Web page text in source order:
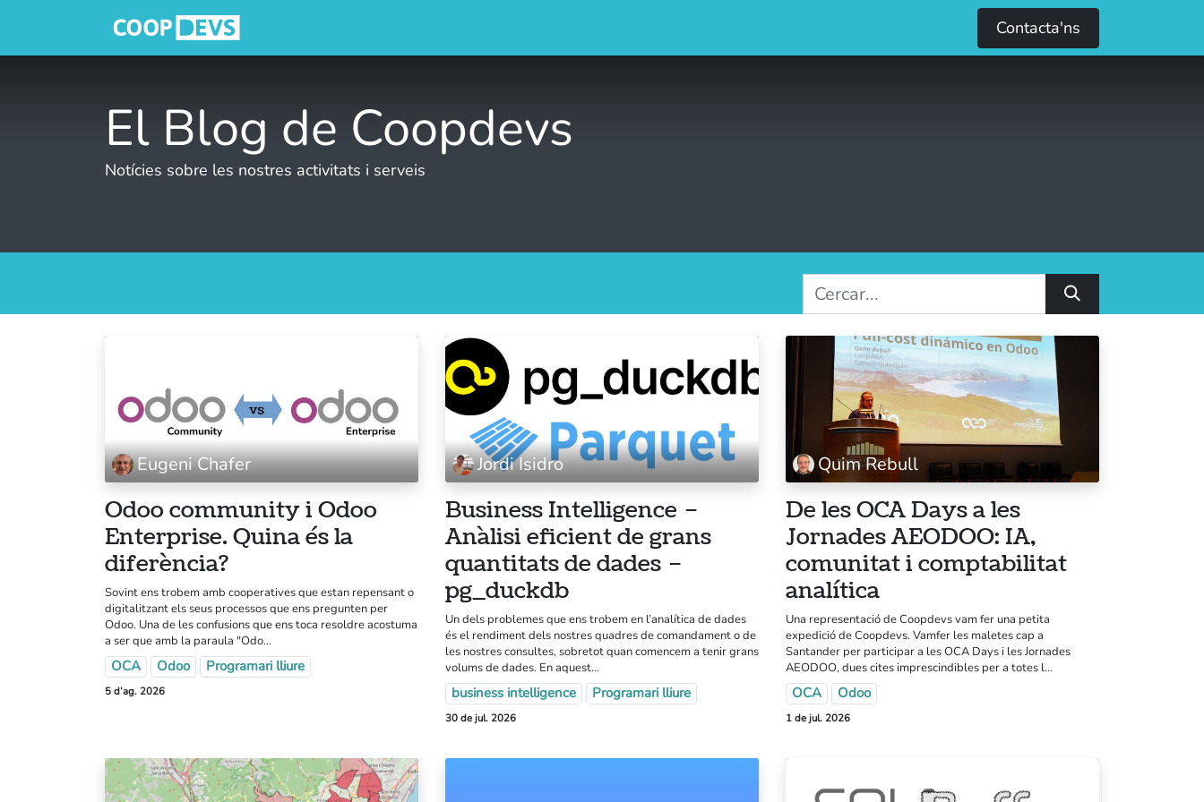
Contacta'ns
El Blog de Coopdevs
Notícies sobre les nostres activitats i serveis
Eugeni Chafer
Odoo community i Odoo
Enterprise. Quina és la
diferència?
Sovint ens trobem amb cooperatives que estan repensant o
digitalitzant els seus processos que ens pregunten per
Odoo. Una de les confusions que ens toca resoldre acostuma
a ser que amb la paraula "Odo...
OCA Odoo Programari lliure
5 d’ag. 2026
Jordi Isidro
Business Intelligence –
Anàlisi eficient de grans
quantitats de dades –
pg_duckdb
Un dels problemes que ens trobem en l’analítica de dades
és el rendiment dels nostres quadres de comandament o de
les nostres consultes, sobretot quan comencem a tenir grans
volums de dades. En aquest...
business intelligence Programari lliure
30 de jul. 2026
Quim Rebull
De les OCA Days a les
Jornades AEODOO: IA,
comunitat i comptabilitat
analítica
Una representació de Coopdevs vam fer una petita
expedició de Coopdevs. Vamfer les maletes cap a
Santander per participar a les OCA Days i les Jornades
AEODOO, dues cites imprescindibles per a totes l...
OCA Odoo
1 de jul. 2026
Coopdevs SCCL
Oficina a Coòpolis (Can Batlló)
C/Constitució 19-25. Bloc 4
Barcelona
Qui som
Nostres serveis
Blog
Aquest lloc web té la llicencia
Treballa amb nosaltres
Handbook
Gitlab
Avis legal
Política de privacitat